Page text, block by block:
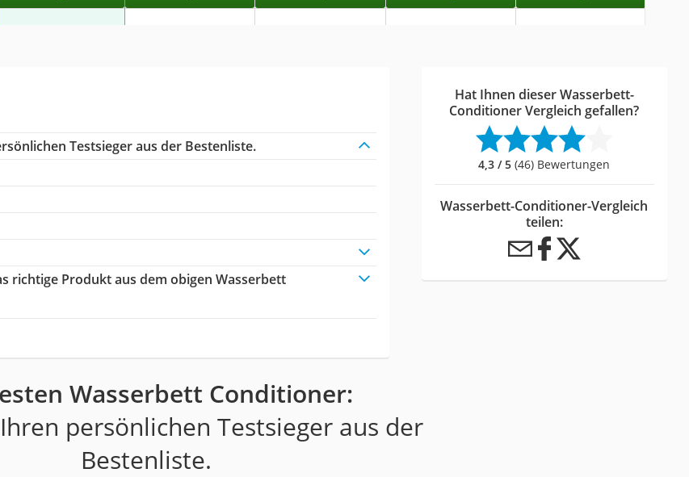
Testsieger aus der Bestenliste.
richtige Produkt aus dem obigen Wasserbett
Hat Ihnen dieser Wasserbett-
Conditioner Vergleich gefallen?
4,3 / 5 (46) Bewertungen
Wasserbett-Conditioner-Vergleich
teilen:
Wasserbett Conditioner:
persönlichen Testsieger aus der
Bestenliste.